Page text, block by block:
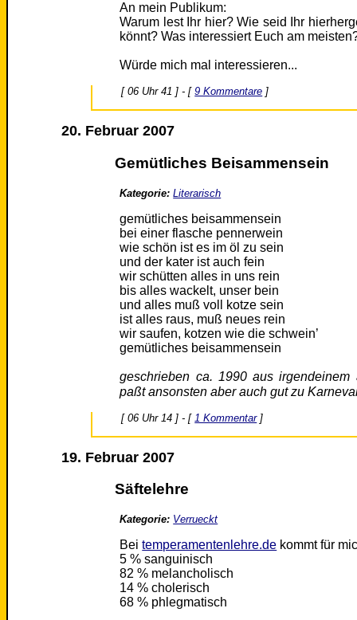
An mein Publikum:
Warum lest Ihr hier? Wie seid Ihr
könnt? Was interessiert Euch am
Würde mich mal interessieren...
[ 06 Uhr 41 ] - [9 Kommentare ]
20. Februar 2007
Gemütliches Beisammensein
Kategorie: Literarisch
gemütliches beisammensein
bei einer flasche pennerwein
wie schön ist es im öl zu sein
und der kater ist auch fein
wir schütten alles in uns rein
bis alles wackelt, unser bein
und alles muß voll kotze sein
ist alles raus, muß neues rein
wir saufen, kotzen wie die schwein’
gemütliches beisammensein
geschrieben ca. 1990 aus
paßt ansonsten aber auch gut zu
[ 06 Uhr 14 ] - [ 1 Kommentar]
19. Februar 2007
Säftelehre
Kategorie: Verrueckt
Beitemperamentenlehre.de kommt für
5 % sanguinisch
82 % melancholisch
14 % cholerisch
68 % phlegmatisch